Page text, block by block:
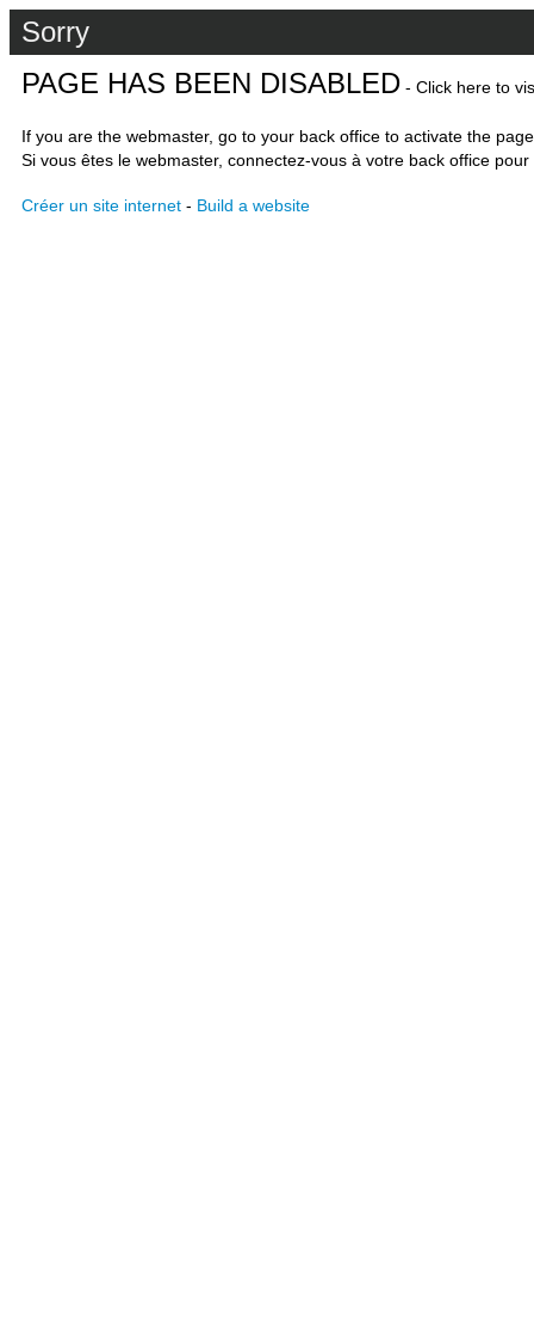
Sorry
PAGE HAS BEEN DISABLED - Click here to
If you are the webmaster, go to your back office to activate the
Si vous êtes le webmaster, connectez-vous à votre back office
Créer un site internet - Build a website